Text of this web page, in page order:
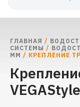
ГЛАВНАЯ /
СИСТЕМЫ /
ММ / КРЕПЛЕНИЕ